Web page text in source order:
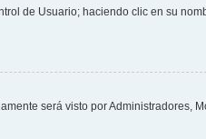
de Usuario; haciendo clic en su
será visto por Administradores,